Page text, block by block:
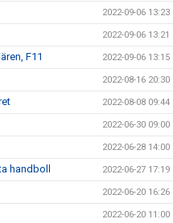
2022-09-06 13:23
2022-09-06 13:21
F11 2022-09-06 13:15
2022-08-16 20:30
2022-08-08 09:44
2022-06-30 09:00
2022-06-28 14:00
handboll 2022-06-27 17:19
2022-06-20 16:26
2022-06-20 11:00